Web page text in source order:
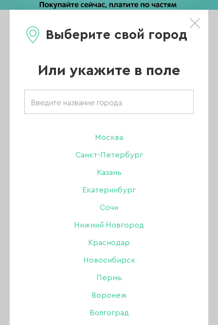
Выберите свой город
Или укажите в поле
Москва
Санкт-Петербург
Казань
Екатеринбург
Сочи
Нижний Новгород
Краснодар
Новосибирск
Пермь
Воронеж
Волгоград
Каталог
Главная/
Каталог/
Гель-лак/
Artex/